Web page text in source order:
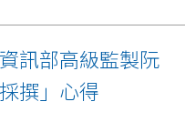
訊部高級監製阮
撰」心得